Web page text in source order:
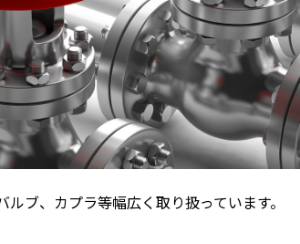
ルブ、カプラ等幅広く取り扱っています。